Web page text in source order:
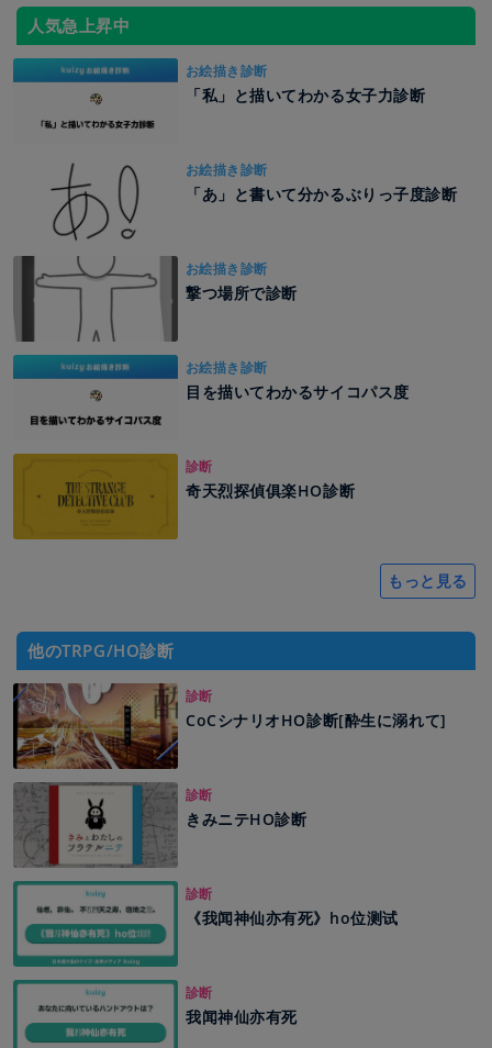
人気急上昇中
お絵描き診断
「私」と描いてわかる女子力診断
お絵描き診断
「あ」と書いて分かるぶりっ子度診断
お絵描き診断
撃つ場所で診断
お絵描き診断
目を描いてわかるサイコパス度
診断
奇天烈探偵俱楽HO診断
もっと見る
他のTRPG/HO診断
診断
CoCシナリオHO診断[酔生に溺れて]
診断
きみニテHO診断
診断
《我闻神仙亦有死》ho位测试
診断
我闻神仙亦有死